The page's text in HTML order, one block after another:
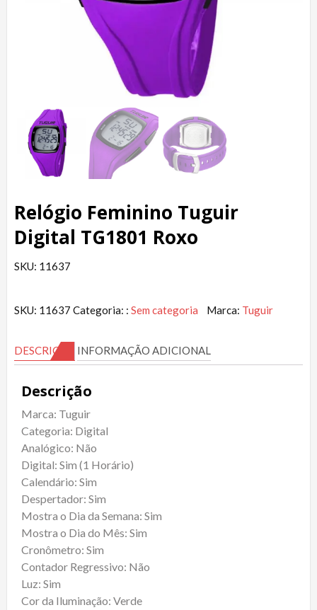
Relógio Feminino Tuguir
Digital TG1801 Roxo
SKU: 11637
SKU: 11637 Categoria: : Sem categoria Marca: Tuguir
DESCRIÇÃO INFORMAÇÃO ADICIONAL
Descrição
Marca: Tuguir
Categoria: Digital
Analógico: Não
Digital: Sim (1 Horário)
Calendário: Sim
Despertador: Sim
Mostra o Dia da Semana: Sim
Mostra o Dia do Mês: Sim
Cronômetro: Sim
Contador Regressivo: Não
Luz: Sim
Cor da Iluminação: Verde